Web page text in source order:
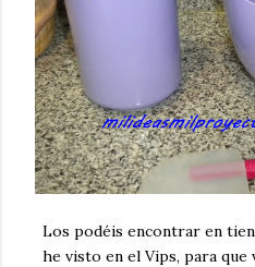
Los podéis encontrar en
he visto en el Vips, para que